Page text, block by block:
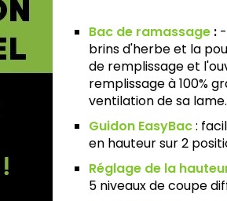
Bac de ramassage :
brins d'herbe et la
de remplissage et
remplissage à 100%
ventilation de sa lame.
Guidon EasyBac:
en hauteur sur 2
Réglage de la
5 niveaux de coupe